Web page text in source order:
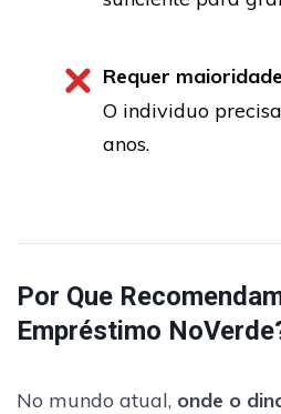
Requer maioridade
O individuo
anos.
Por Que
Empréstimo
No mundo atual, onde o